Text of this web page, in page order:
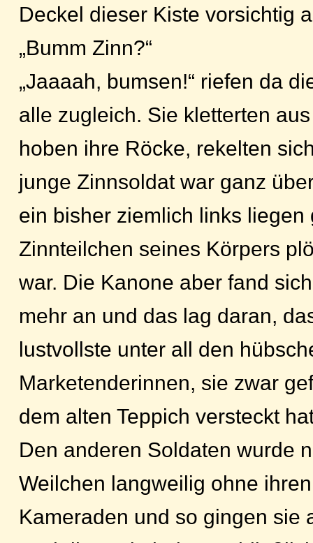
Deckel dieser Kiste vorsichtig
„Bumm Zinn?“
„Jaaaah, bumsen!“ riefen da
alle zugleich. Sie kletterten
hoben ihre Röcke, rekelten
junge Zinnsoldat war ganz
ein bisher ziemlich links liegen
Zinnteilchen seines Körpers
war. Die Kanone aber fand
mehr an und das lag daran,
lustvollste unter all den
Marketenderinnen, sie zwar
dem alten Teppich versteckt
Den anderen Soldaten wurde
Weilchen langweilig ohne
Kameraden und so gingen sie